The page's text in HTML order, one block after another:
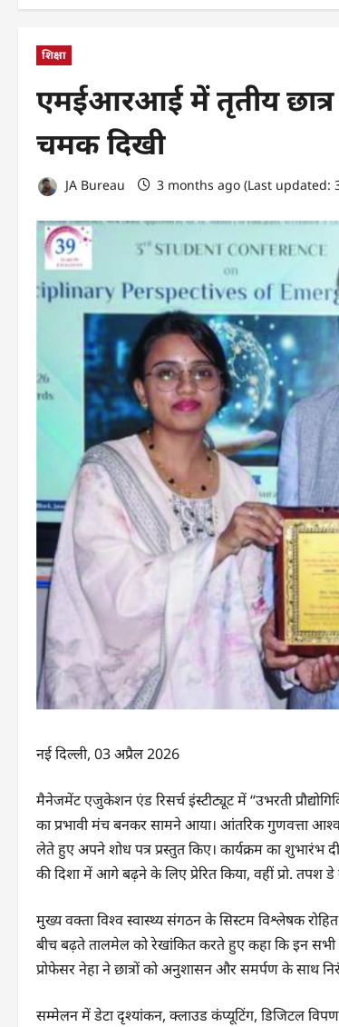
शिक्षा
एमईआरआई में तृतीय
चमक दिखी
JA Bureau 3 months ago (Last updated:
नई दिल्ली, 03 अप्रैल 2026
मैनेजमेंट एजुकेशन एंड रिसर्च इंस्टीट्यूट में “उभरती
का प्रभावी मंच बनकर सामने आया। आंतरिक गुणवत्ता
लेते हुए अपने शोध पत्र प्रस्तुत किए। कार्यक्रम का शुभारंभ
की दिशा में आगे बढ़ने के लिए प्रेरित किया, वहीं प्रो.
मुख्य वक्ता विश्व स्वास्थ्य संगठन के सिस्टम विश्लेषक
बीच बढ़ते तालमेल को रेखांकित करते हुए कहा कि इन सभी
प्रोफेसर नेहा ने छात्रों को अनुशासन और समर्पण के साथ
सम्मेलन में डेटा दृश्यांकन, क्लाउड कंप्यूटिंग, डिजिटल